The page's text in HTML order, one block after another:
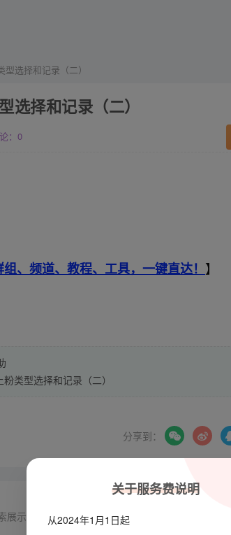
选择和记录（二）
选择和记录（二）
：0
、频道、教程、工具，一键直达！ 】
类型选择和记录（二）
分享到：
展示
博客+导航网站=高效
关于服务费说明
从2024年1月1日起